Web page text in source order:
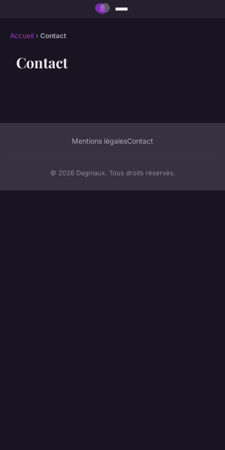
Accueil › Contact
Contact
Mentions légalesContact
© 2026 Dagniaux. Tous droits réservés.